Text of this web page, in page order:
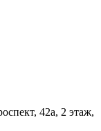
42а, 2 этаж,